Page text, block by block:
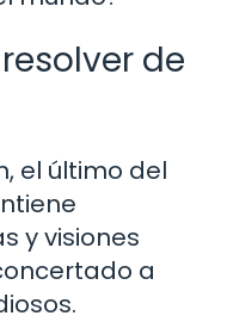
de
el último del
y visiones
a